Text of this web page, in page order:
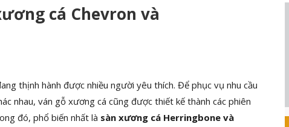
cá Chevron và
thịnh hành được nhiều người yêu thích. Để phục vụ nhu cầu
nhau, ván gỗ xương cá cũng được thiết kế thành các phiên
đó, phổ biến nhất là sàn xương cá Herringbone và